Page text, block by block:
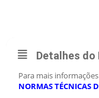
Detalhes do
Para mais
NORMAS TÉCNICAS